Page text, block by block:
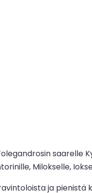
saarelle
Milokselle,
ja pienistä